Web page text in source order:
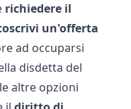
richiedere il
un'offerta
ad occuparsi
disdetta del
altre opzioni